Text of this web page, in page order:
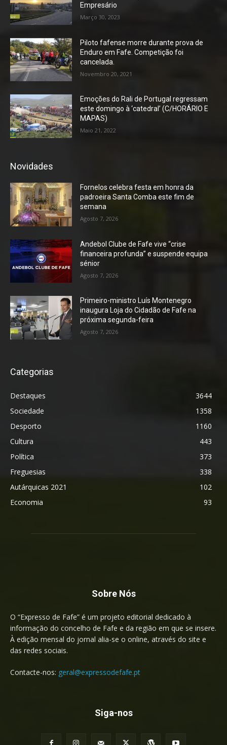
Empresário
Março 30, 2023
Piloto fafense morre durante prova de
Enduro em Fafe. Competição foi
cancelada.
Novembro 20, 2021
Emoções do Rali de Portugal regressam
este domingo à ‘catedral’ (C/HORÁRIO E
MAPAS)
Maio 21, 2022
Novidades
Fornelos celebra festa em honra da
padroeira Santa Comba este fim de
semana
Agosto 7, 2026
Andebol Clube de Fafe vive “crise
financeira profunda” e suspende equipa
sénior
Agosto 7, 2026
Primeiro-ministro Luís Montenegro
inaugura Loja do Cidadão de Fafe na
próxima segunda-feira
Agosto 7, 2026
Categorias
Destaques
3644
Sociedade
1358
Desporto
1160
Cultura
443
Política
373
Freguesias
338
Autárquicas 2021
102
Economia
93
Sobre Nós
O “Expresso de Fafe” é um projeto editorial dedicado à
informação do concelho de Fafe e da região em que se insere.
À edição mensal do jornal alia-se o online, através do site e
das redes sociais.
Contacte-nos: geral@expressodefafe.pt
Siga-nos